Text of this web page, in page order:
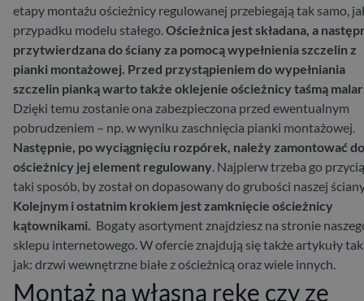
etapy montażu ościeżnicy regulowanej przebiegają tak samo,
przypadku modelu stałego.Ościeżnica jest składana, a
przytwierdzana do ściany za pomocą wypełnienia szczelin z
pianki montażowej. Przed przystąpieniem do wypełniania
szczelin pianką warto także oklejenie ościeżnicy taśmą
Dzięki temu zostanie ona zabezpieczona przed ewentualnym
pobrudzeniem – np. w wyniku zaschnięcia pianki montażowej.
Następnie, po wyciągnięciu rozpórek, należy zamontować do
ościeżnicy jej element regulowany. Najpierw trzeba go
taki sposób, by został on dopasowany do grubości naszej
Kolejnym i ostatnim krokiem jestzamknięcie ościeżnicy
kątownikami. Bogaty asortyment znajdziesz na stronie
sklepu internetowego. W ofercie znajdują się także artykuły
jak: drzwi wewnętrzne białe z ościeżnicą oraz wiele innych.
Montaż na własną rękę czy ze